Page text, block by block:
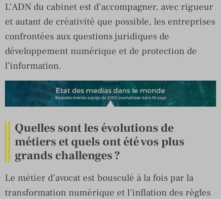
L’ADN du cabinet est d’accompagner, avec rigueur
et autant de créativité que possible, les entreprises
confrontées aux questions juridiques de
développement numérique et de protection de
l’information.
Quelles sont les évolutions de
métiers et quels ont été vos plus
grands challenges ?
Le métier d’avocat est bousculé à la fois par la
transformation numérique et l’inflation des règles